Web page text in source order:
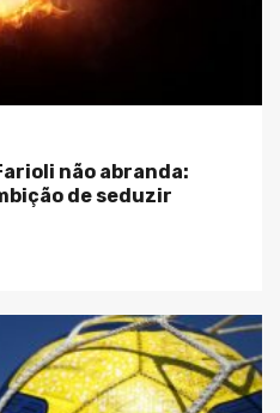
não abranda:
de seduzir